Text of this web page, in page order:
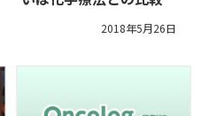
2018年5月26日